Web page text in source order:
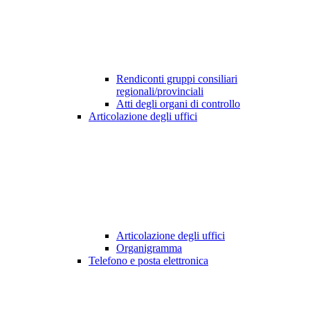
Rendiconti gruppi consiliari
regionali/provinciali
Atti degli organi di controllo
Articolazione degli uffici
Articolazione degli uffici
Organigramma
Telefono e posta elettronica